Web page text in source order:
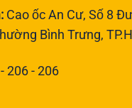
Cao ốc An Cư, Số 8
Bình Trưng,
206 - 206